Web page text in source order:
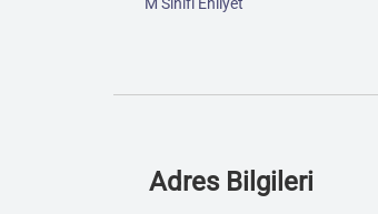
Adres Bilgileri